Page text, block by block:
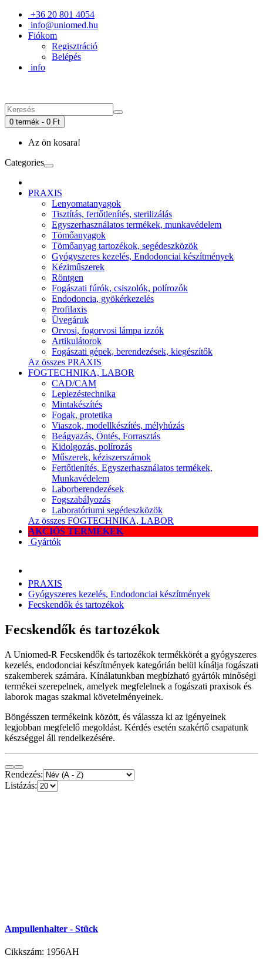
+36 20 801 4054
info@uniomed.hu
Fiókom
Regisztráció
Belépés
info
0 termék - 0 Ft
Az ön kosara!
Categories
PRAXIS
Lenyomatanyagok
Tisztítás, fertőtlenítés, sterilizálás
Egyszerhasználatos termékek, munkavédelem
Tömőanyagok
Tömőanyag tartozékok, segédeszközök
Gyógyszeres kezelés, Endodonciai készítmények
Kéziműszerek
Röntgen
Fogászati fúrók, csiszolók, polírozók
Endodoncia, gyökérkezelés
Profilaxis
Üvegáruk
Orvosi, fogorvosi lámpa izzók
Artikulátorok
Fogászati gépek, berendezések, kiegészítők
Az összes PRAXIS
FOGTECHNIKA, LABOR
CAD/CAM
Leplezéstechnika
Mintakészítés
Fogak, protetika
Viaszok, modellkészítés, mélyhúzás
Beágyazás, Öntés, Forrasztás
Kidolgozás, polírozás
Műszerek, kéziszerszámok
Fertőtlenítés, Egyszerhasználatos termékek,
Munkavédelem
Laborberendezések
Fogszabályozás
Laboratóriumi segédeszközök
Az összes FOGTECHNIKA, LABOR
AKCIÓS TERMÉKEK
Gyártók
PRAXIS
Gyógyszeres kezelés, Endodonciai készítmények
Fecskendők és tartozékok
Fecskendők és tartozékok
A Uniomed-R Fecskendők és tartozékok termékkörét a gyógyszeres
kezelés, endodonciai készítmények kategórián belül kínálja fogászati
szakemberek számára. Kínálatunkban megbízható gyártók minőségi
termékei szerepelnek, amelyek megfelelnek a fogászati praxisok és
laborok magas szakmai követelményeinek.
Böngésszen termékeink között, és válassza ki az igényeinek
legjobban megfelelő megoldást. Kérdés esetén szakértő csapatunk
készséggel áll rendelkezésére.
Rendezés:
Listázás:
Ampullenhalter - Stück
Cikkszám: 1956AH